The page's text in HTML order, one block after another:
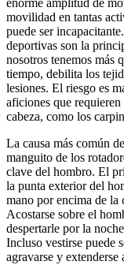
enorme amplitud de
movilidad en tantas
puede ser
deportivas son la
nosotros tenemos más
tiempo, debilita los
lesiones. El riesgo es
aficiones que
cabeza, como los
La causa más común
manguito de los
clave del hombro. El
la punta exterior del
mano por encima de la
Acostarse sobre el
despertarle por la
Incluso vestirse puede
agravarse y